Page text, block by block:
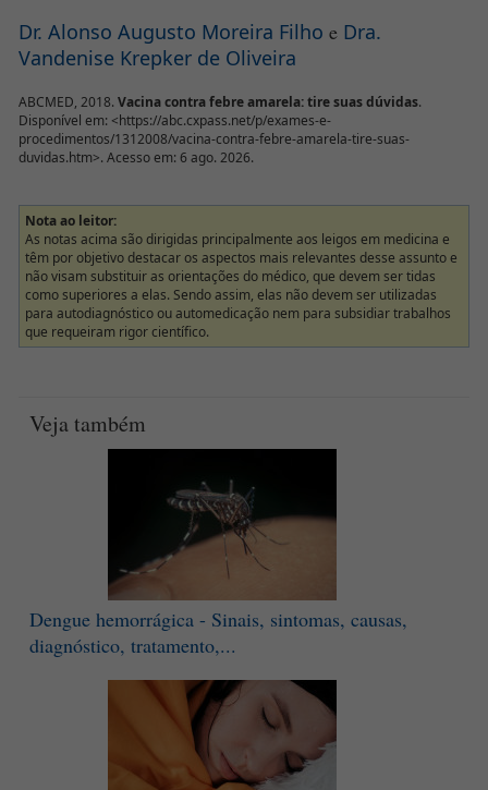
Dr. Alonso Augusto Moreira Filho e Dra.
Vandenise Krepker de Oliveira
ABCMED, 2018. Vacina contra febre amarela: tire suas dúvidas.
Disponível em: <https://abc.cxpass.net/p/exames-e-
procedimentos/1312008/vacina-contra-febre-amarela-tire-suas-
duvidas.htm>. Acesso em: 6 ago. 2026.
Nota ao leitor:
As notas acima são dirigidas principalmente aos leigos em medicina e
têm por objetivo destacar os aspectos mais relevantes desse assunto e
não visam substituir as orientações do médico, que devem ser tidas
como superiores a elas. Sendo assim, elas não devem ser utilizadas
para autodiagnóstico ou automedicação nem para subsidiar trabalhos
que requeiram rigor científico.
Veja também
Dengue hemorrágica - Sinais, sintomas, causas,
diagnóstico, tratamento,...